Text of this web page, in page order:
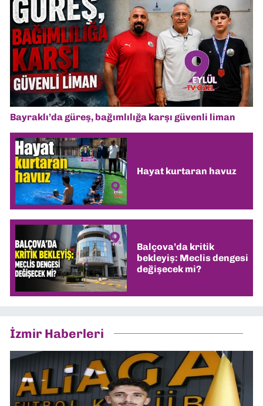
Bayraklı’da güreş, bağımlılığa karşı güvenli liman
Hayat kurtaran havuz
Balçova’da kritik
bekleyiş: Meclis dengesi
değişecek mi?
İzmir Haberleri